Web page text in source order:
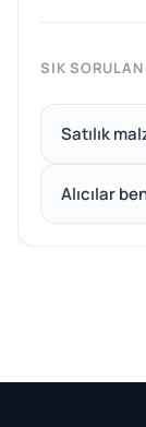
SIK
Satılık
Alıcılar